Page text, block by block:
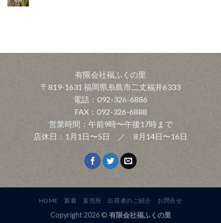
有限会社福ふくの里
〒819-1631 福岡県糸島市二丈福井6333
電話：092-326-6886
FAX：092-326-6888
営業時間：午前9時〜午後17時まで
店休日：1月1日〜5日 ／ 8月14日〜16日
HOME 新着 直売所 出荷者のご紹介 お問合せ
Copyright 2026 © 有限会社福ふくの里